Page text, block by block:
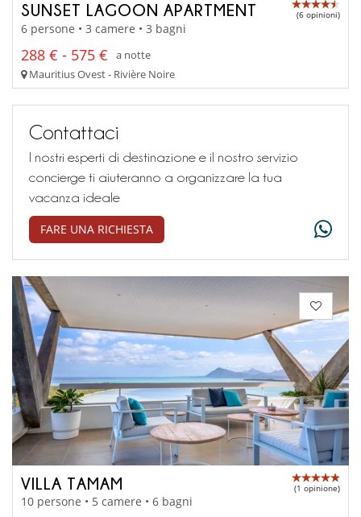
SUNSET LAGOON APARTMENT (6 opinioni)
6 persone • 3 camere • 3 bagni
288 € - 575 €
a notte
Mauritius Ovest - Rivière Noire
Contattaci
I nostri esperti di destinazione e il nostro servizio
concierge ti aiuteranno a organizzare la tua
vacanza ideale
FARE UNA RICHIESTA
VILLA TAMAM (1 opinione)
10 persone • 5 camere • 6 bagni